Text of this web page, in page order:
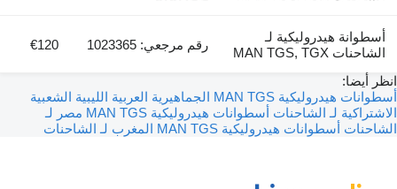
أسطوانة هيدروليكية لـ
الشاحنات MAN TGS, TGX
رقم مرجعي: 1023365 €120
انظر أيضا:
أسطوانات هيدروليكية MAN TGS الجماهيرية العربية الليبية الشعبية
الاشتراكية لـ الشاحنات
أسطوانات هيدروليكية MAN TGS مصر لـ
الشاحنات أسطوانات هيدروليكية MAN TGS المغرب لـ الشاحنات